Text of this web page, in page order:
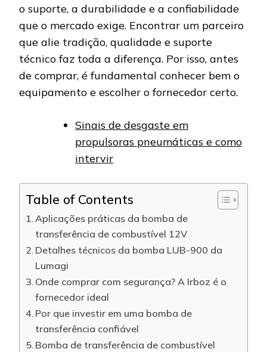
o suporte, a durabilidade e a confiabilidade
que o mercado exige. Encontrar um parceiro
que alie tradição, qualidade e suporte
técnico faz toda a diferença. Por isso, antes
de comprar, é fundamental conhecer bem o
equipamento e escolher o fornecedor certo.
Sinais de desgaste em
propulsoras pneumáticas e como
intervir
Table of Contents
Aplicações práticas da bomba de
transferência de combustível 12V
Detalhes técnicos da bomba LUB-900 da
Lumagi
Onde comprar com segurança? A Irboz é o
fornecedor ideal
Por que investir em uma bomba de
transferência confiável
Bomba de transferência de combustível